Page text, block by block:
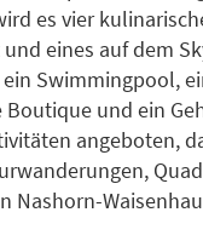
es vier
eines auf dem
Swimmingpool,
und ein
angeboten,
Nashorn-